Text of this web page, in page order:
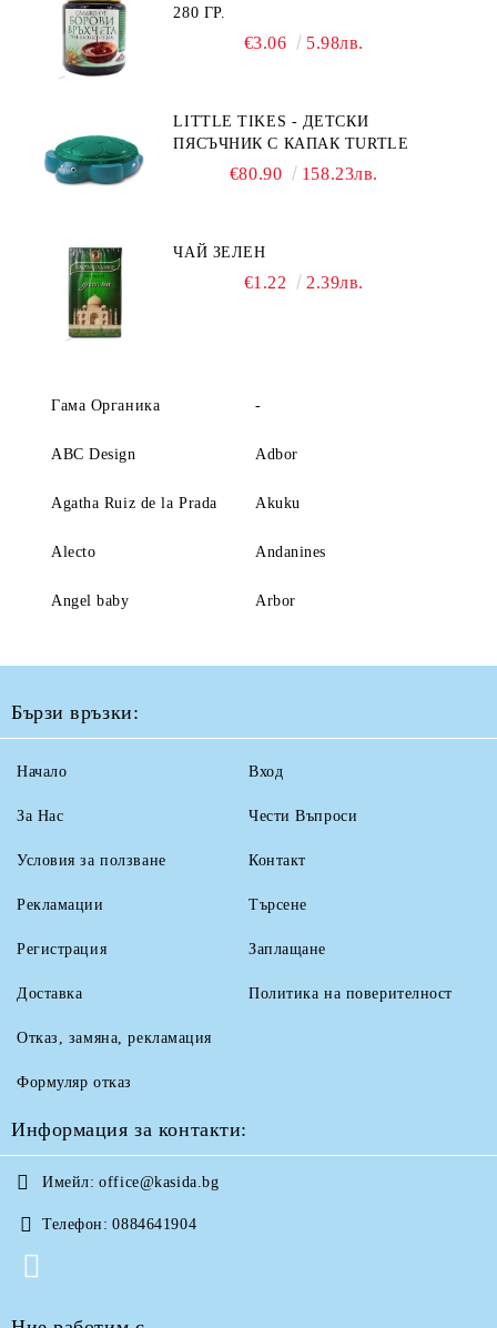
280 ГР.
€3.06 5.98лв.
LITTLE TIKES - ДЕТСКИ
ПЯСЪЧНИК С КАПАК TURTLE
€80.90 158.23лв.
ЧАЙ ЗЕЛЕН
€1.22 2.39лв.
Гама Органика -
ABC Design Adbor
Agatha Ruiz de la Prada Akuku
Alecto Andanines
Angel baby Arbor
Бързи връзки:
Начало
За Нас
Условия за ползване
Рекламации
Вход
Чести Въпроси
Контакт
Търсене
Регистрация
Доставка
Отказ, замяна, рекламация
Формуляр отказ
Заплащане
Политика на поверителност
Информация за контакти:
Имейл: office@kasida.bg
Телефон: 0884641904